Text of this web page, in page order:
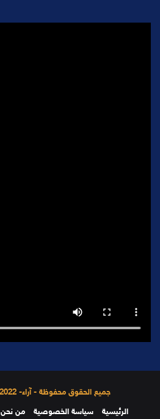
جميع الحقوق محفوظة - آراء- 2022 www.arra2.com
الرئيسية
سياسة الخصوصية من نحن